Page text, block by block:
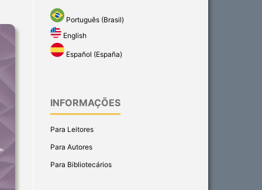
Português (Brasil)
English
Español (España)
INFORMAÇÕES
Para Leitores
Para Autores
Para Bibliotecários